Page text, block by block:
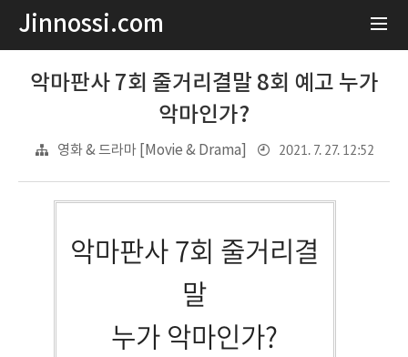
Jinnossi.com
악마판사 7회 줄거리결말 8회 예고 누가
악마인가?
영화 & 드라마 [Movie & Drama] 2021. 7. 27. 12:52
악마판사 7회 줄거리결
말
누가 악마인가?